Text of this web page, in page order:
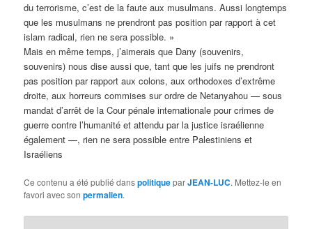
du terrorisme, c’est de la faute aux musulmans. Aussi longtemps
que les musulmans ne prendront pas position par rapport à cet
islam radical, rien ne sera possible. »
Mais en même temps, j’aimerais que Dany (souvenirs,
souvenirs) nous dise aussi que, tant que les juifs ne prendront
pas position par rapport aux colons, aux orthodoxes d’extrême
droite, aux horreurs commises sur ordre de Netanyahou — sous
mandat d’arrêt de la Cour pénale internationale pour crimes de
guerre contre l’humanité et attendu par la justice israélienne
également —, rien ne sera possible entre Palestiniens et
Israéliens
Ce contenu a été publié danspolitiqueparJEAN-LUC. Mettez-le en
favori avec sonpermalien.